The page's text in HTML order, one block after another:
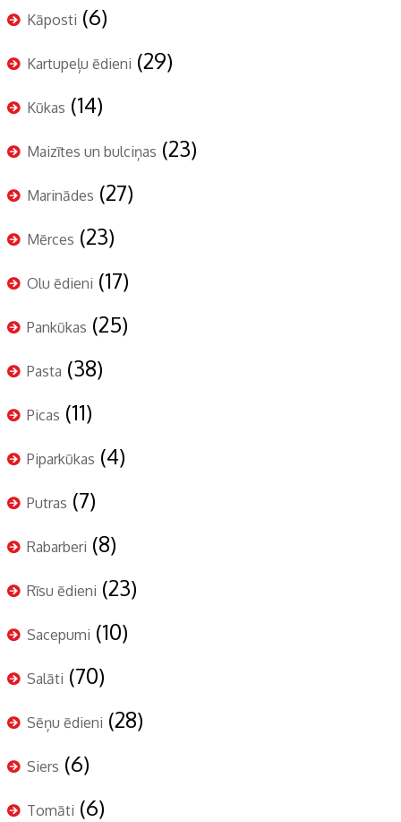
Kāposti (6)
Kartupeļu ēdieni (29)
Kūkas (14)
Maizītes un bulciņas (23)
Marinādes (27)
Mērces (23)
Olu ēdieni (17)
Pankūkas (25)
Pasta (38)
Picas (11)
Piparkūkas (4)
Putras (7)
Rabarberi (8)
Rīsu ēdieni (23)
Sacepumi (10)
Salāti (70)
Sēņu ēdieni (28)
Siers (6)
Tomāti (6)